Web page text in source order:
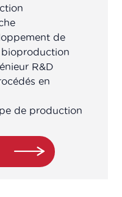
laboratoire
de santé
de
R&D
en
de production